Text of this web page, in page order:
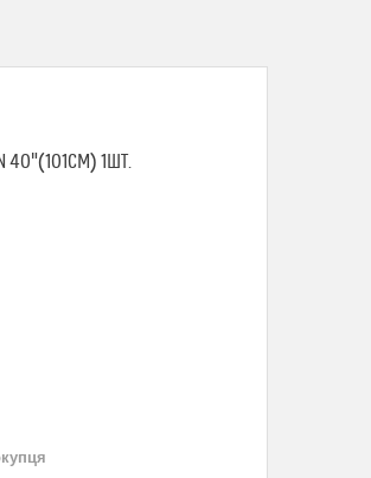
40"(101СМ) 1ШТ.